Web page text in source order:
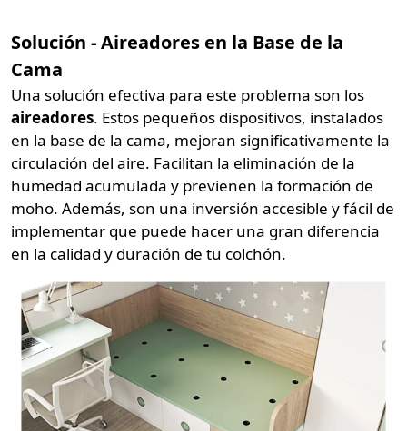
Solución - Aireadores en la Base de la
Cama
Una solución efectiva para este problema son los
aireadores. Estos pequeños dispositivos, instalados
en la base de la cama, mejoran significativamente la
circulación del aire. Facilitan la eliminación de la
humedad acumulada y previenen la formación de
moho. Además, son una inversión accesible y fácil de
implementar que puede hacer una gran diferencia
en la calidad y duración de tu colchón.